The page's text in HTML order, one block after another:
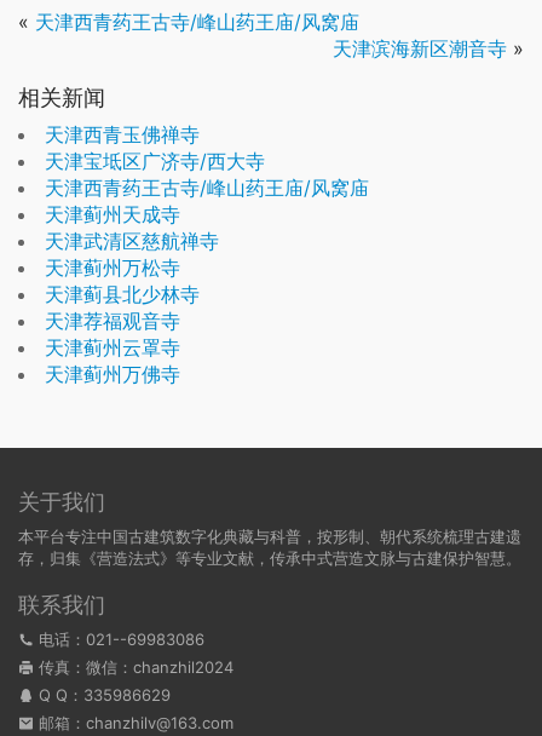
« 天津西青药王古寺/峰山药王庙/风窝庙
天津滨海新区潮音寺 »
相关新闻
天津西青玉佛禅寺
天津宝坻区广济寺/西大寺
天津西青药王古寺/峰山药王庙/风窝庙
天津蓟州天成寺
天津武清区慈航禅寺
天津蓟州万松寺
天津蓟县北少林寺
天津荐福观音寺
天津蓟州云罩寺
天津蓟州万佛寺
关于我们
本平台专注中国古建筑数字化典藏与科普，按形制、朝代系统梳理古建遗
存，归集《营造法式》等专业文献，传承中式营造文脉与古建保护智慧。
联系我们
电话：021--69983086
传真：微信：chanzhil2024
Q Q： 335986629
邮箱：chanzhilv@163.com